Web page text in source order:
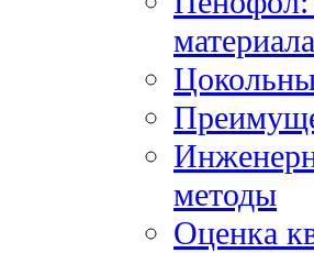
материала
методы
Оценка